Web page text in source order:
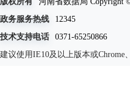
政务服务热线
12345
技术支持电话
0371-65250866
建议使用IE10及以上版本或Chrome